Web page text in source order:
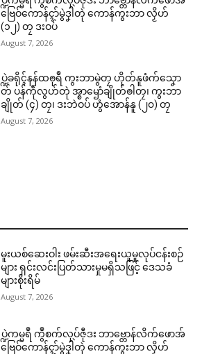
ဗြေဝ်ကောန်ၚာ်မွဲဒၞါဲတုဲ ကောန်ကွးဘာ လၟိဟ်
(၁၂) တၠ ဒးဝပ်
August 7, 2026
ပ္ဍဲခရိုၚ်နန်ထၜုရဳ ကွးဘာမွဲတၠ ဟိုတ်နူဖံက်သၞော
တ် ပန်ကဵုလွဟ်တုဲ အ္စာၝောံချိုတ်ၜါတၠ၊ ကွးဘာ
ချိုတ် (၄) တၠ၊ ဒးဘဲဝပ် ဟွံအောန်နူ (၂၀) တၠ
August 7, 2026
မူးယစ်ဆေးဝါး ဖမ်းဆီးအရေးယူမှုလုပ်ငန်းစဉ်
များ ရှင်းလင်းပြတ်သားမှုမရှိသဖြင့် ဒေသခံ
များစိုးရိမ်
August 7, 2026
ပ္ဍဲကမ္မရဳ ကွဳစက်လုပ်ဇီုဒး ဘာဗ္တောန်လိက်ဖောအ်
ဗြေဝ်ကောန်ၚာ်မွဲဒၞါဲတုဲ ကောန်ကွးဘာ လၟိဟ်